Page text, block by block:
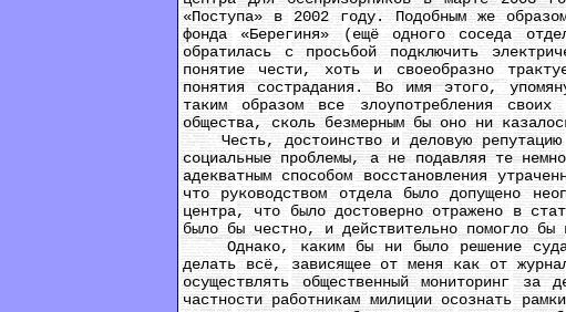
«Поступа» в 2002 году. Подобным же
фонда «Берегиня» (ещё одного соседа
обратилась с просьбой подключить
понятие чести, хоть и своеобразно
понятия сострадания. Во имя этого,
таким образом все злоупотребления
общества, сколь безмерным бы оно ни
Честь, достоинство и деловую репутацию
социальные проблемы, а не подавляя те
адекватным способом восстановления
что руководством отдела было допущено
центра, что было достоверно отражено в
было бы честно, и действительно помогло бы
Однако, каким бы ни было решение суда я
делать всё, зависящее от меня как от
осуществлять общественный мониторинг
частности работникам милиции осознать